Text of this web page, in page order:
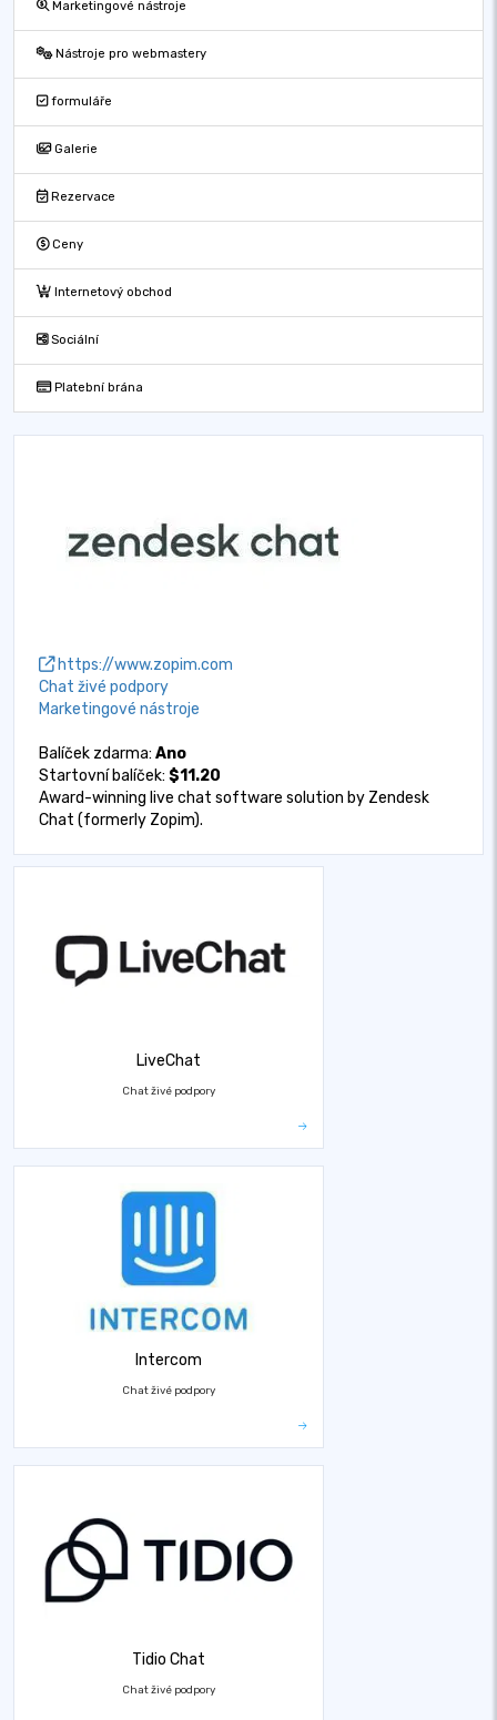
Marketingové nástroje
Nástroje pro webmastery
formuláře
Galerie
Rezervace
Ceny
Internetový obchod
Sociální
Platební brána
https://www.zopim.com
Chat živé podpory
Marketingové nástroje
Balíček zdarma: Ano
Startovní balíček: $11.20
Award-winning live chat software solution by Zendesk
Chat (formerly Zopim).
LiveChat
Chat živé podpory
Intercom
Chat živé podpory
Tidio Chat
Chat živé podpory